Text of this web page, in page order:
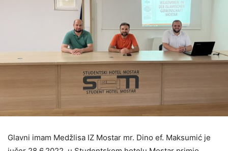
Glavni imam Medžlisa IZ Mostar mr. Dino ef. Maksumić je